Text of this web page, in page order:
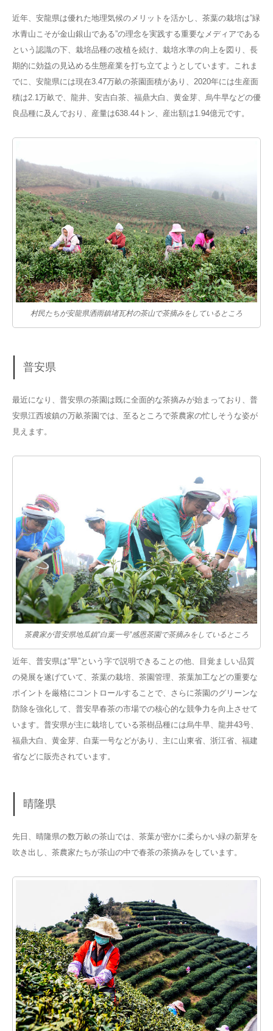
近年、安龍県は優れた地理気候のメリットを活かし、茶葉の栽培は”緑
水青山こそが金山銀山である”の理念を実践する重要なメディアである
という認識の下、栽培品種の改植を続け、栽培水準の向上を図り、長
期的に効益の見込める生態産業を打ち立てようとしています。これま
でに、安龍県には現在3.47万畝の茶園面積があり、2020年には生産面
積は2.1万畝で、龍井、安吉白茶、福鼎大白、黄金芽、烏牛早などの優
良品種に及んでおり、産量は638.44トン、産出額は1.94億元です。
村民たちが安龍県洒雨鎮堵瓦村の茶山で茶摘みをしているところ
普安県
最近になり、普安県の茶園は既に全面的な茶摘みが始まっており、普
安県江西坡鎮の万畝茶園では、至るところで茶農家の忙しそうな姿が
見えます。
茶農家が普安県地瓜鎮”白葉一号”感恩茶園で茶摘みをしているところ
近年、普安県は”早”という字で説明できることの他、目覚ましい品質
の発展を遂げていて、茶葉の栽培、茶園管理、茶葉加工などの重要な
ポイントを厳格にコントロールすることで、さらに茶園のグリーンな
防除を強化して、普安早春茶の市場での核心的な競争力を向上させて
います。普安県が主に栽培している茶樹品種には烏牛早、龍井43号、
福鼎大白、黄金芽、白葉一号などがあり、主に山東省、浙江省、福建
省などに販売されています。
晴隆県
先日、晴隆県の数万畝の茶山では、茶葉が密かに柔らかい緑の新芽を
吹き出し、茶農家たちが茶山の中で春茶の茶摘みをしています。